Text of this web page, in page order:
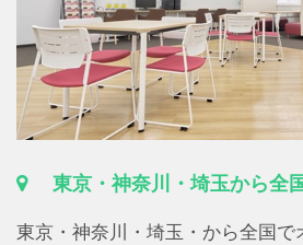
東京・神奈川・埼玉から全
東京・神奈川・埼玉・から全国で